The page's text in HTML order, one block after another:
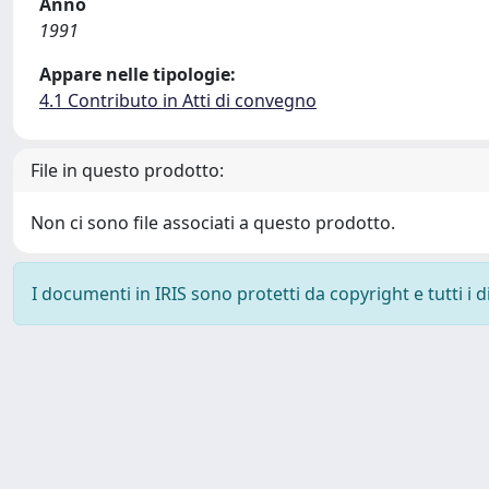
1991
Appare nelle tipologie:
4.1 Contributo in Atti di convegno
File in questo prodotto:
Non ci sono file associati a questo prodotto.
I documenti in IRIS sono protetti da copyright e tutti i